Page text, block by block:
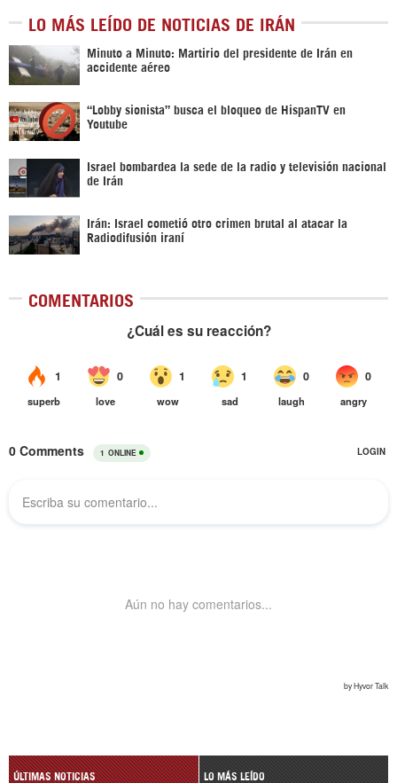
LO MÁS LEÍDO DE NOTICIAS DE IRÁN
Minuto a Minuto: Martirio del presidente de Irán en
accidente aéreo
“Lobby sionista” busca el bloqueo de HispanTV en
Youtube
Israel bombardea la sede de la radio y televisión nacional
de Irán
Irán: Israel cometió otro crimen brutal al atacar la
Radiodifusión iraní
COMENTARIOS
ÚLTIMAS NOTICIAS LO MÁS LEÍDO